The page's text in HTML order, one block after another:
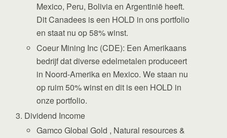
Mexico, Peru, Bolivia en Argentinië heeft.
Dit Canadees is een HOLD in ons portfolio
en staat nu op 58% winst.
Coeur Mining Inc (CDE): Een Amerikaans
bedrijf dat diverse edelmetalen produceert
in Noord-Amerika en Mexico. We staan nu
op ruim 50% winst en dit is een HOLD in
onze portfolio.
Dividend Income
Gamco Global Gold , Natural resources &